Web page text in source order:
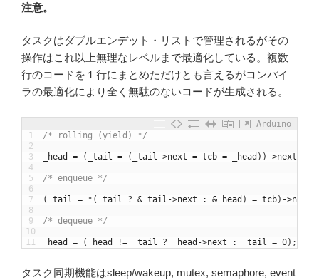
注意。
タスクはダブルエンデット・リストで管理されるがその
操作はこれ以上無理なレベルまで最適化している。複数
行のコードを１行にまとめただけとも言えるがコンパイ
ラの最適化により全く無駄のないコードが生成される。
Arduino
1
2
3
4
5
6
7
8
9
10
11
/* rolling (yield) */
_head = ( _tail = ( _tail ->next = tcb = _head ) ) ->next
/* enqueue */
( _tail = * ( _tail ? & _tail ->next : & _head ) = tcb) ->next
/* dequeue */
_head = ( _head != _tail ? _head ->next : _tail = 0) ;
タスク同期機能はsleep/wakeup, mutex, semaphore, event